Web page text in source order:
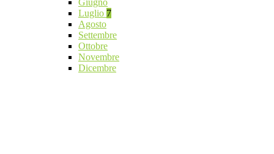
Giugno
Luglio 7
Agosto
Settembre
Ottobre
Novembre
Dicembre